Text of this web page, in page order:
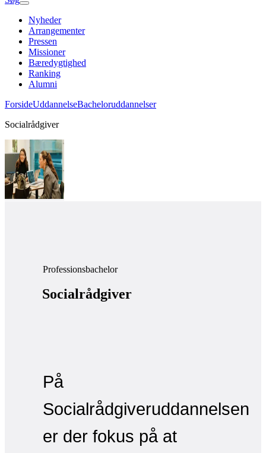
Nyheder
Arrangementer
Pressen
Missioner
Bæredygtighed
Ranking
Alumni
ForsideUddannelseBacheloruddannelser
Socialrådgiver
Professionsbachelor
Socialrådgiver
På
Socialrådgiveruddannelsen
er der fokus på at